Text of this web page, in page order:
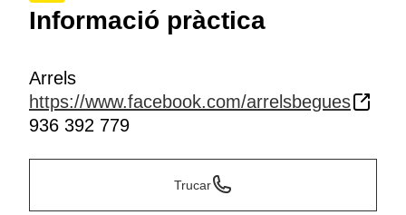
Informació pràctica
Arrels
https://www.facebook.com/arrelsbegues
936 392 779
Trucar